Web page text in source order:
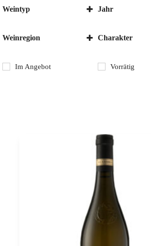
Weintyp Jahr
Weinregion
Ungarn
Charakter
Im Angebot Vorrätig